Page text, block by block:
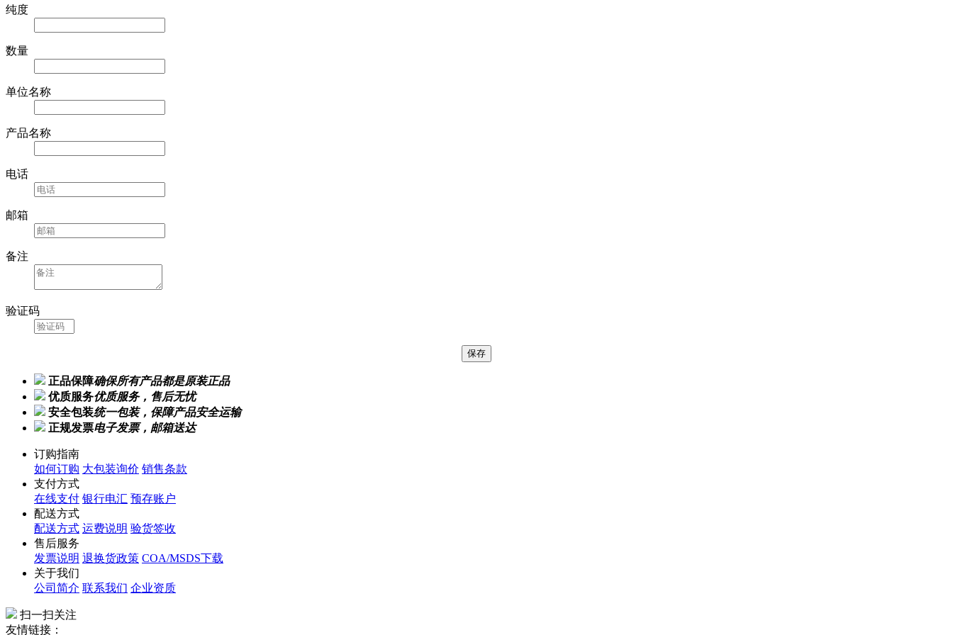
纯度
数量
单位名称
产品名称
电话
邮箱
备注
验证码
正品保障确保所有产品都是原装正品
优质服务优质服务，售后无忧
安全包装统一包装，保障产品安全运输
正规发票电子发票，邮箱送达
订购指南
如何订购 大包装询价 销售条款
支付方式
在线支付 银行电汇 预存账户
配送方式
配送方式 运费说明 验货签收
售后服务
发票说明 退换货政策 COA/MSDS下载
关于我们
公司简介 联系我们 企业资质
扫一扫关注
友情链接：